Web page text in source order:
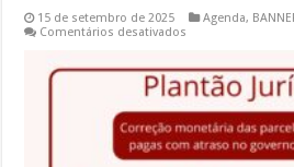
15 de setembro de 2025 Agenda,
Comentários desativados
|
Plantão
jurídico
na
sede
da
Astec